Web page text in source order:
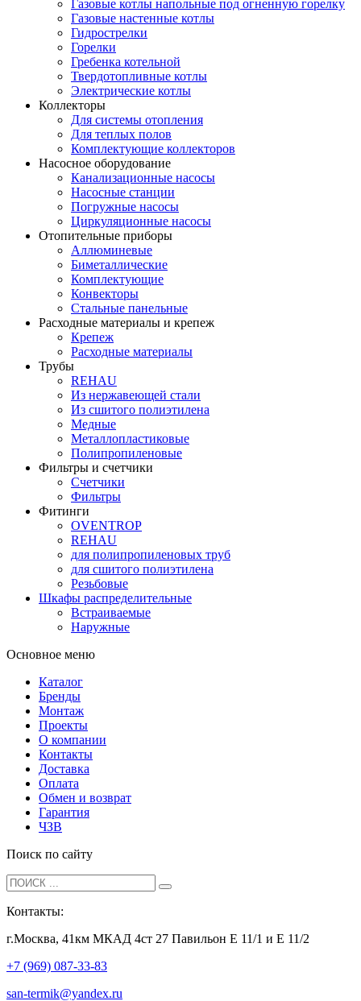
Газовые котлы напольные под огненную горелку
Газовые настенные котлы
Гидрострелки
Горелки
Гребенка котельной
Твердотопливные котлы
Электрические котлы
Коллекторы
Для системы отопления
Для теплых полов
Комплектующие коллекторов
Насосное оборудование
Канализационные насосы
Насосные станции
Погружные насосы
Циркуляционные насосы
Отопительные приборы
Аллюминевые
Биметаллические
Комплектующие
Конвекторы
Стальные панельные
Расходные материалы и крепеж
Крепеж
Расходные материалы
Трубы
REHAU
Из нержавеющей стали
Из сшитого полиэтилена
Медные
Металлопластиковые
Полипропиленовые
Фильтры и счетчики
Счетчики
Фильтры
Фитинги
OVENTROP
REHAU
для полипропиленовых труб
для сшитого полиэтилена
Резьбовые
Шкафы распределительные
Встраиваемые
Наружные
Основное меню
Каталог
Бренды
Монтаж
Проекты
О компании
Контакты
Доставка
Оплата
Обмен и возврат
Гарантия
ЧЗВ
Поиск по сайту
Контакты:
г.Москва, 41км МКАД 4ст 27 Павильон Е 11/1 и Е 11/2
+7 (969) 087-33-83
san-termik@yandex.ru